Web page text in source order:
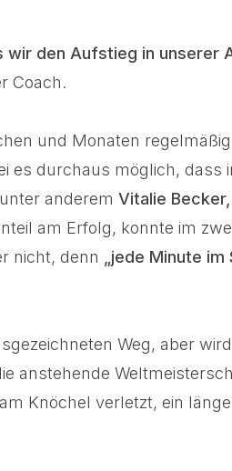
wir den Aufstieg in unserer
Coach.
und Monaten
es durchaus möglich, dass
anderem Vitalie
am Erfolg, konnte im
nicht, denn
„jede Minute
Weg, aber
anstehende
Knöchel verletzt, ein